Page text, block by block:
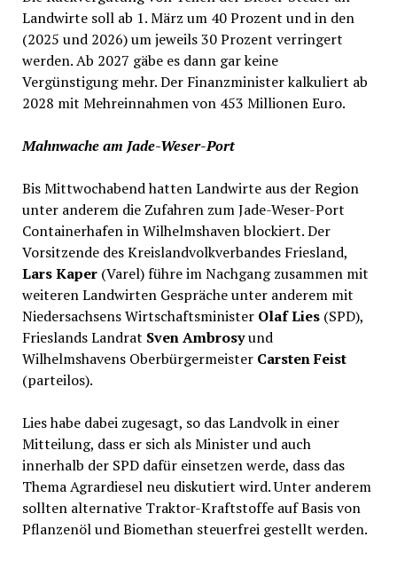
Landwirte soll ab 1. März um 40 Prozent und in den
(2025 und 2026) um jeweils 30 Prozent verringert
werden. Ab 2027 gäbe es dann gar keine
Vergünstigung mehr. Der Finanzminister kalkuliert ab
2028 mit Mehreinnahmen von 453 Millionen Euro.
Mahnwache am Jade-Weser-Port
Bis Mittwochabend hatten Landwirte aus der Region
unter anderem die Zufahren zum Jade-Weser-Port
Containerhafen in Wilhelmshaven blockiert. Der
Vorsitzende des Kreislandvolkverbandes Friesland,
Lars Kaper(Varel) führe im Nachgang zusammen mit
weiteren Landwirten Gespräche unter anderem mit
Niedersachsens WirtschaftsministerOlaf Lies (SPD),
Frieslands Landrat Sven Ambrosyund
Wilhelmshavens Oberbürgermeister Carsten Feist
(parteilos).
Lies habe dabei zugesagt, so das Landvolk in einer
Mitteilung, dass er sich als Minister und auch
innerhalb der SPD dafür einsetzen werde, dass das
Thema Agrardiesel neu diskutiert wird. Unter anderem
sollten alternative Traktor-Kraftstoffe auf Basis von
Pflanzenöl und Biomethan steuerfrei gestellt werden.